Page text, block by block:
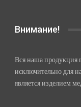
Внимание!
Вся наша продукция
исключительно для
является изделием